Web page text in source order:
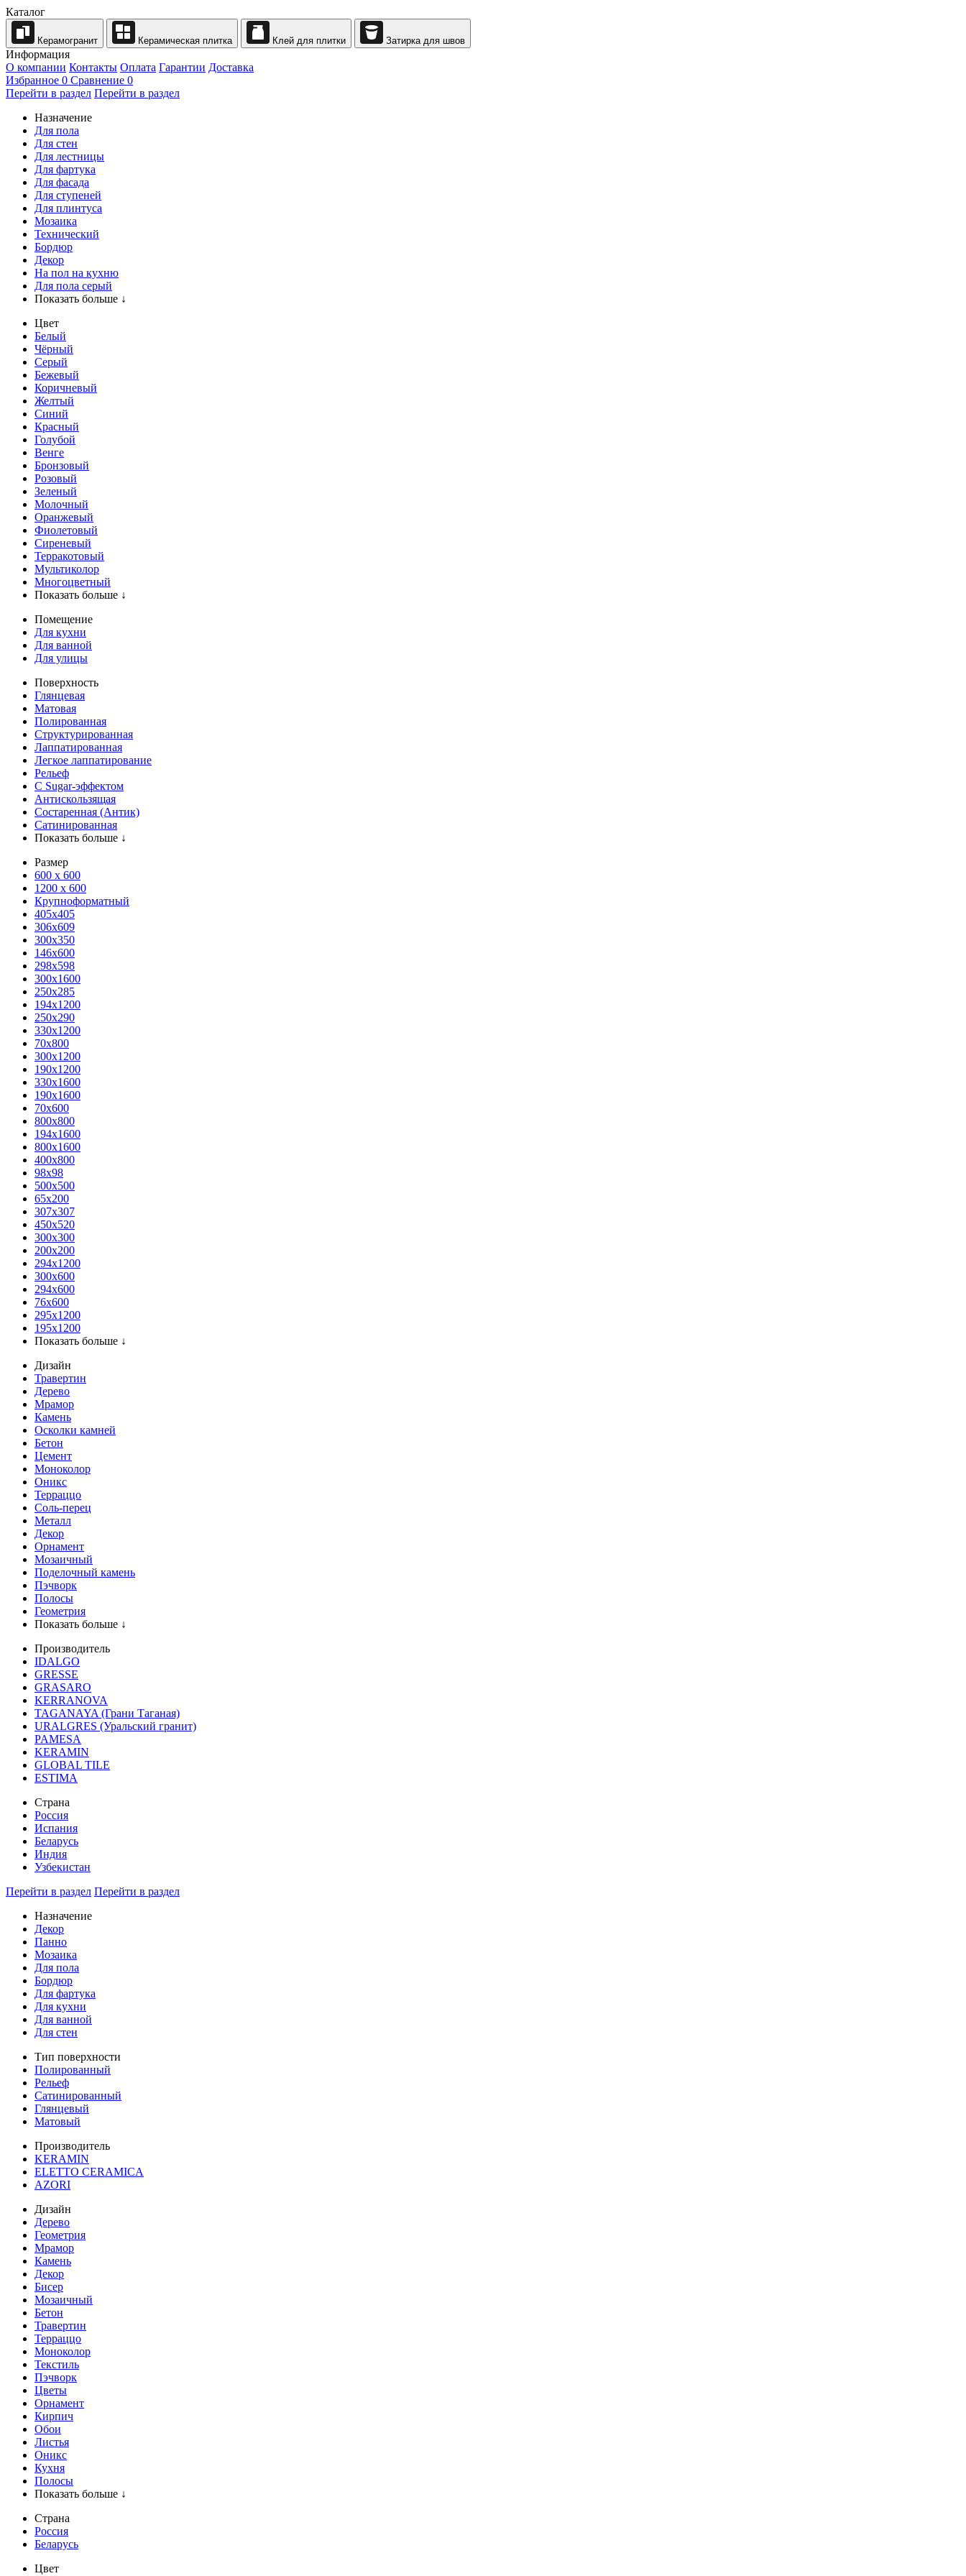
Каталог
Керамогранит Керамическая плитка Клей для плитки Затирка для швов
Информация
О компании Контакты Оплата Гарантии Доставка
Избранное 0 Сравнение 0
Перейти в раздел Перейти в раздел
Назначение
Для пола
Для стен
Для лестницы
Для фартука
Для фасада
Для ступеней
Для плинтуса
Мозаика
Технический
Бордюр
Декор
На пол на кухню
Для пола серый
Показать больше ↓
Цвет
Белый
Чёрный
Серый
Бежевый
Коричневый
Желтый
Синий
Красный
Голубой
Венге
Бронзовый
Розовый
Зеленый
Молочный
Оранжевый
Фиолетовый
Сиреневый
Терракотовый
Мультиколор
Многоцветный
Показать больше ↓
Помещение
Для кухни
Для ванной
Для улицы
Поверхность
Глянцевая
Матовая
Полированная
Структурированная
Лаппатированная
Легкое лаппатирование
Рельеф
С Sugar-эффектом
Антискользящая
Состаренная (Антик)
Сатинированная
Показать больше ↓
Размер
600 х 600
1200 х 600
Крупноформатный
405x405
306x609
300x350
146x600
298x598
300x1600
250x285
194x1200
250x290
330x1200
70x800
300x1200
190x1200
330x1600
190x1600
70x600
800x800
194x1600
800x1600
400х800
98x98
500x500
65x200
307x307
450x520
300x300
200x200
294x1200
300x600
294x600
76х600
295х1200
195х1200
Показать больше ↓
Дизайн
Травертин
Дерево
Мрамор
Камень
Осколки камней
Бетон
Цемент
Моноколор
Оникс
Терраццо
Соль-перец
Металл
Декор
Орнамент
Мозаичный
Поделочный камень
Пэчворк
Полосы
Геометрия
Показать больше ↓
Производитель
IDALGO
GRESSE
GRASARO
KERRANOVA
TAGANAYA (Грани Таганая)
URALGRES (Уральский гранит)
PAMESA
KERAMIN
GLOBAL TILE
ESTIMA
Страна
Россия
Испания
Беларусь
Индия
Узбекистан
Перейти в раздел Перейти в раздел
Назначение
Декор
Панно
Мозаика
Для пола
Бордюр
Для фартука
Для кухни
Для ванной
Для стен
Тип поверхности
Полированный
Рельеф
Сатинированный
Глянцевый
Матовый
Производитель
KERAMIN
ELETTO CERAMICA
AZORI
Дизайн
Дерево
Геометрия
Мрамор
Камень
Декор
Бисер
Мозаичный
Бетон
Травертин
Терраццо
Моноколор
Текстиль
Пэчворк
Цветы
Орнамент
Кирпич
Обои
Листья
Оникс
Кухня
Полосы
Показать больше ↓
Страна
Россия
Беларусь
Цвет